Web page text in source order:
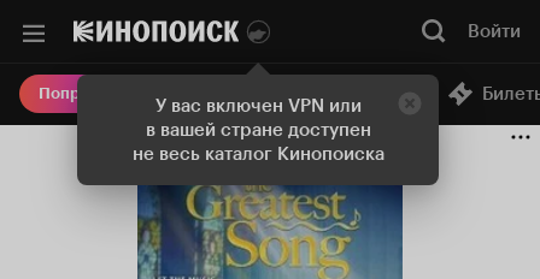
У вас включен VPN или
в вашей стране доступен
не весь каталог Кинопоиска
Войти
Попробовать Плюс Онлайн-кинотеатр